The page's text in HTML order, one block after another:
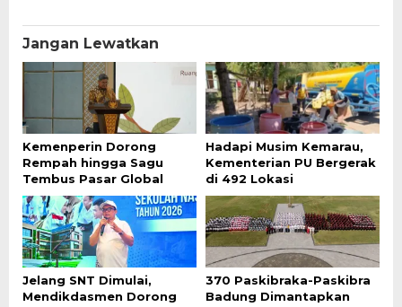
Jangan Lewatkan
Kemenperin Dorong
Rempah hingga Sagu
Tembus Pasar Global
Hadapi Musim Kemarau,
Kementerian PU Bergerak
di 492 Lokasi
Jelang SNT Dimulai,
Mendikdasmen Dorong
370 Paskibraka-Paskibra
Badung Dimantapkan